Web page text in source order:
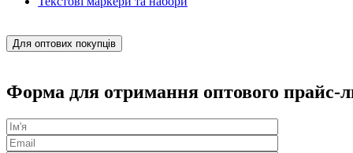
Для оптових покупців
Форма для отримання оптового прайс-